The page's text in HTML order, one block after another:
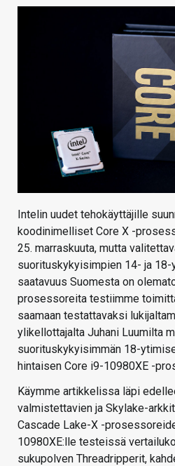
Intelin uudet tehokäyttäjille
koodinimelliset Core X -
25. marraskuuta, mutta
suorituskykyisimpien 14- ja 18-
saatavuus Suomesta on
prosessoreita testiimme
saamaan testattavaksi
ylikellottajalta Juhani Luumilta
suorituskykyisimmän 18-
hintaisen Core i9-10980XE -
Käymme artikkelissa läpi
valmistettavien ja Skylake-
Cascade Lake-X -
10980XE:lle testeissä
sukupolven Threadripperit,